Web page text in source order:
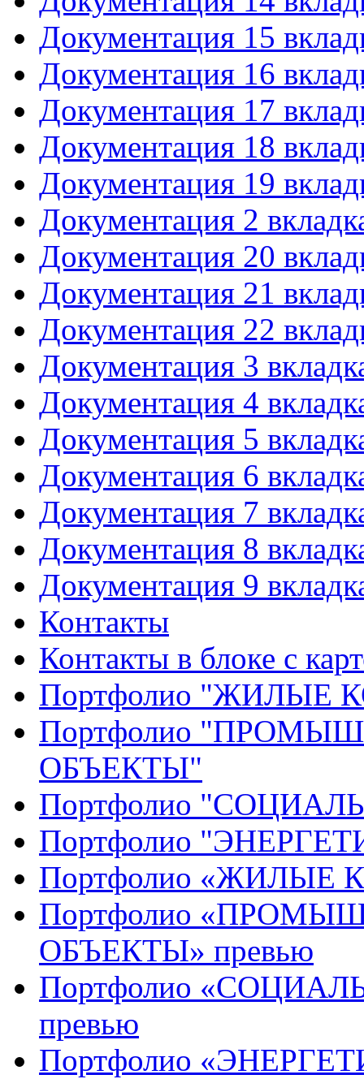
Документация 15
Документация 16
Документация 17
Документация 18
Документация 19
Документация 2
Документация 20
Документация 21
Документация 22
Документация 3
Документация 4
Документация 5
Документация 6
Документация 7
Документация 8
Документация 9
Контакты
Контакты в блоке с
Портфолио "ЖИЛЫЕ
Портфолио
ОБЪЕКТЫ"
Портфолио
Портфолио
Портфолио «ЖИЛЫЕ
Портфолио
ОБЪЕКТЫ» превью
Портфолио
превью
Портфолио